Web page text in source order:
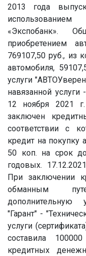
2013 года
«Экспобанк».
приобретением
769107,50 руб., из
автомобиля,
услуги
навязанной
12 ноября 2021
заключен
соответствии с
кредит на покупку
50 коп. на срок
годовых.
При заключении
обманным
дополнительную
"Гарант" -
услуги
составила
кредитных